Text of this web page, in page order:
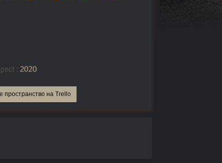
пространство на Trello